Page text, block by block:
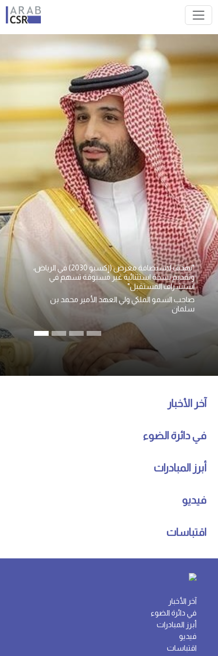
"نهدف لاستضافة معرض (إكسبو 2030) في الرياض،
وتقديم نسخة استثنائية غير مسبوقة تسهم في
استشراف المستقبل"
صاحب السمو الملكي ولي العهد الأمير محمد بن
سلمان
آخر الأخبار
في دائرة الضوء
أبرز المبادرات
فيديو
اقتباسات
آخر الأخبار
في دائرة الضوء
أبرز المبادرات
فيديو
اقتباسات